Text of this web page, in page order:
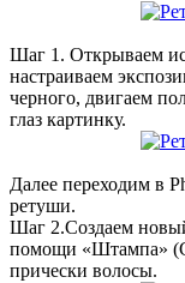
Шаг 1. Открываем
настраиваем
черного, двигаем
глаз картинку.
Далее переходим в
ретуши.
Шаг 2.Создаем
помощи «Штампа»
прически волосы.